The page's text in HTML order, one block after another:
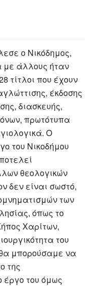
ο Νικόδημος,
με άλλους ήταν
τίτλοι που έχουν
έκδοσης
διασκευής,
πρωτότυπα
Ο
του Νικοδήμου
θεολογικών
δεν είναι σωστό,
των
όπως το
Χαρίτων,
του
μπορούσαμε να
της
έργο του όμως